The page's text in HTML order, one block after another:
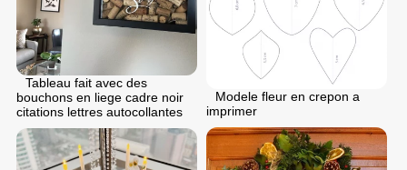
Tableau fait avec des
bouchons en liege cadre noir
citations lettres autocollantes
Modele fleur en crepon a
imprimer